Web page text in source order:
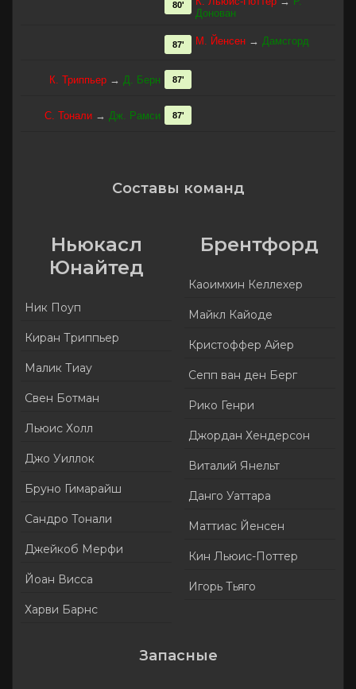
Донован
80'
М. Йенсен → Дамсгорд
87'
К. Триппьер → Д. Берн 87'
С. Тонали → Дж. Рамси 87'
Составы команд
Ньюкасл
Юнайтед
Ник Поуп
Киран Триппьер
Малик Тиау
Свен Ботман
Льюис Холл
Джо Уиллок
Бруно Гимарайш
Сандро Тонали
Джейкоб Мерфи
Йоан Висса
Харви Барнс
Брентфорд
Каоимхин Келлехер
Майкл Кайоде
Кристоффер Айер
Сепп ван ден Берг
Рико Генри
Джордан Хендерсон
Виталий Янельт
Данго Уаттара
Маттиас Йенсен
Кин Льюис-Поттер
Игорь Тьяго
Запасные